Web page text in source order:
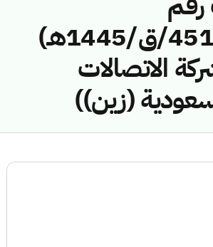
(451141216/ق/1445هـ)
الاتصالات
(زين))